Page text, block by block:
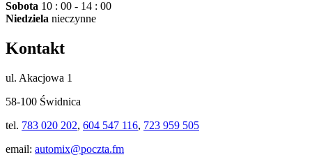
Sobota 10 : 00 - 14 : 00
Niedziela nieczynne
Kontakt
ul. Akacjowa 1
58-100 Świdnica
tel. 783 020 202, 604 547 116, 723 959 505
email: automix@poczta.fm